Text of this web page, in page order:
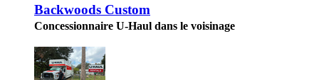
Backwoods Custom
Concessionnaire U-Haul dans le voisinage